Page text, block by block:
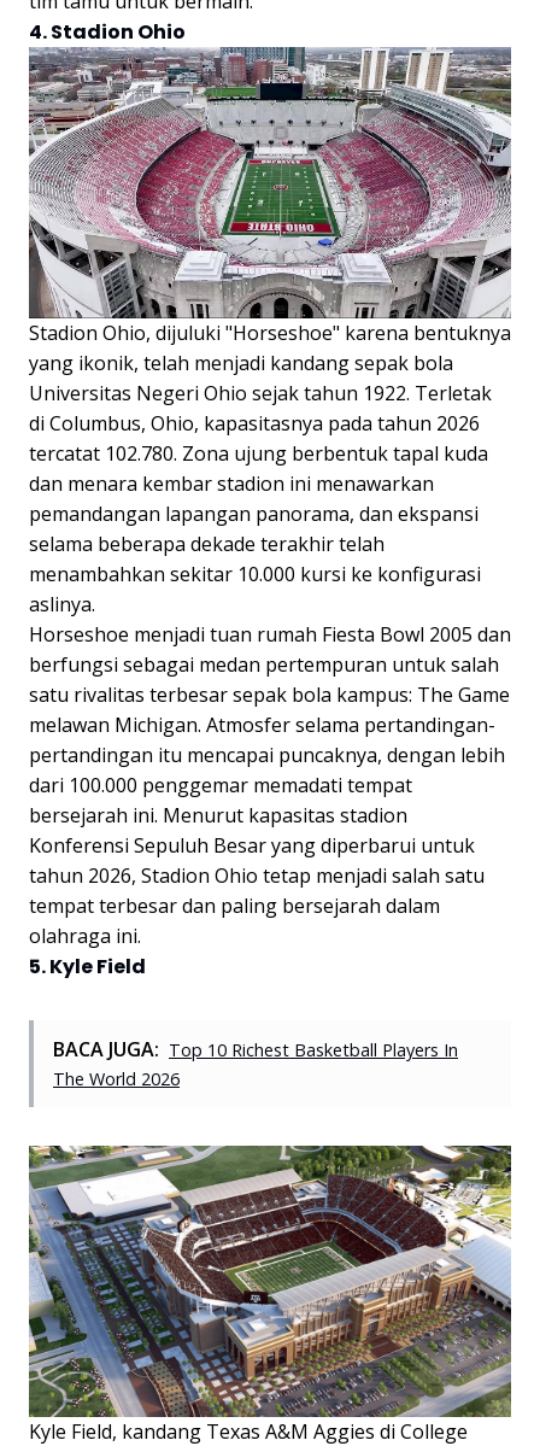
4. Stadion Ohio
Stadion Ohio, dijuluki "Horseshoe" karena bentuknya
yang ikonik, telah menjadi kandang sepak bola
Universitas Negeri Ohio sejak tahun 1922. Terletak
di Columbus, Ohio, kapasitasnya pada tahun 2026
tercatat 102.780. Zona ujung berbentuk tapal kuda
dan menara kembar stadion ini menawarkan
pemandangan lapangan panorama, dan ekspansi
selama beberapa dekade terakhir telah
menambahkan sekitar 10.000 kursi ke konfigurasi
aslinya.
Horseshoe menjadi tuan rumah Fiesta Bowl 2005 dan
berfungsi sebagai medan pertempuran untuk salah
satu rivalitas terbesar sepak bola kampus: The Game
melawan Michigan. Atmosfer selama pertandingan-
pertandingan itu mencapai puncaknya, dengan lebih
dari 100.000 penggemar memadati tempat
bersejarah ini. Menurut kapasitas stadion
Konferensi Sepuluh Besar yang diperbarui untuk
tahun 2026, Stadion Ohio tetap menjadi salah satu
tempat terbesar dan paling bersejarah dalam
olahraga ini.
5. Kyle Field
BACA JUGA: Top 10 Richest Basketball Players In
The World 2026
Kyle Field, kandang Texas A&M Aggies di College